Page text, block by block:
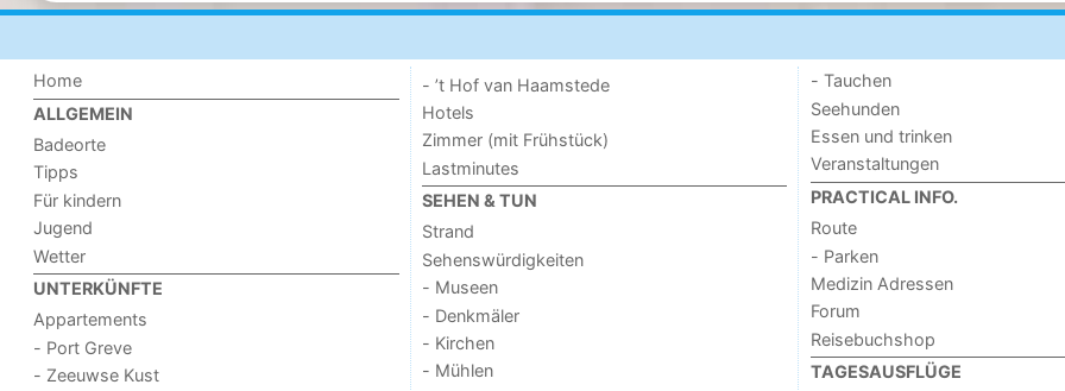
Home
ALLGEMEIN
Badeorte
Tipps
Für kindern
Jugend
Wetter
UNTERKÜNFTE
Appartements
- Port Greve
- Zeeuwse Kust
- ’t Hof van Haamstede
Hotels
Zimmer (mit Frühstück)
Lastminutes
SEHEN & TUN
Strand
Sehenswürdigkeiten
- Museen
- Denkmäler
- Kirchen
- Mühlen
- Tauchen
Seehunden
Essen und trinken
Veranstaltungen
PRACTICAL INFO.
Route
- Parken
Medizin Adressen
Forum
Reisebuchshop
TAGESAUSFLÜGE